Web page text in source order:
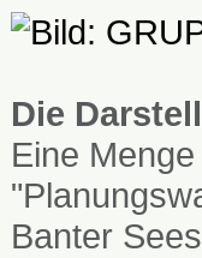
Die
Eine
Banter